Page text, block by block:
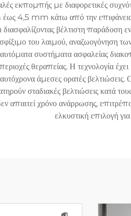
εκπομπής με διαφορετικές
4,5 mm κάτω από την επιφάνεια
διασφαλίζοντας βέλτιστη
του λαιμού, αναζωογόνηση
συστήματα ασφαλείας
θεραπείας. Η τεχνολογία έχει
άμεσες ορατές
σταδιακές βελτιώσεις κατά
απαιτεί χρόνο ανάρρωσης,
ελκυστική επιλογή